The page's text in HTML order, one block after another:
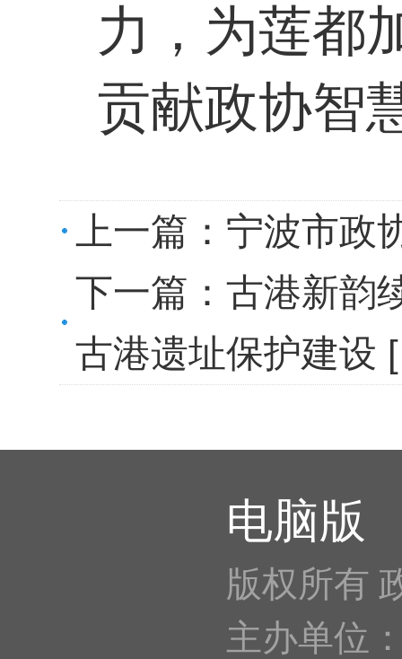
力，为莲都
贡献政协智
上一篇： 宁波市政
下一篇： 古港新韵
古港遗址保护建设
电脑版
版权所有
主办单位